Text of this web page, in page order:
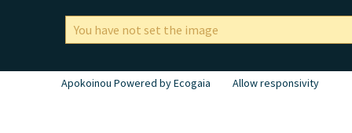
You have not set the image
Apokoinou Powered by Ecogaia Allow responsivity